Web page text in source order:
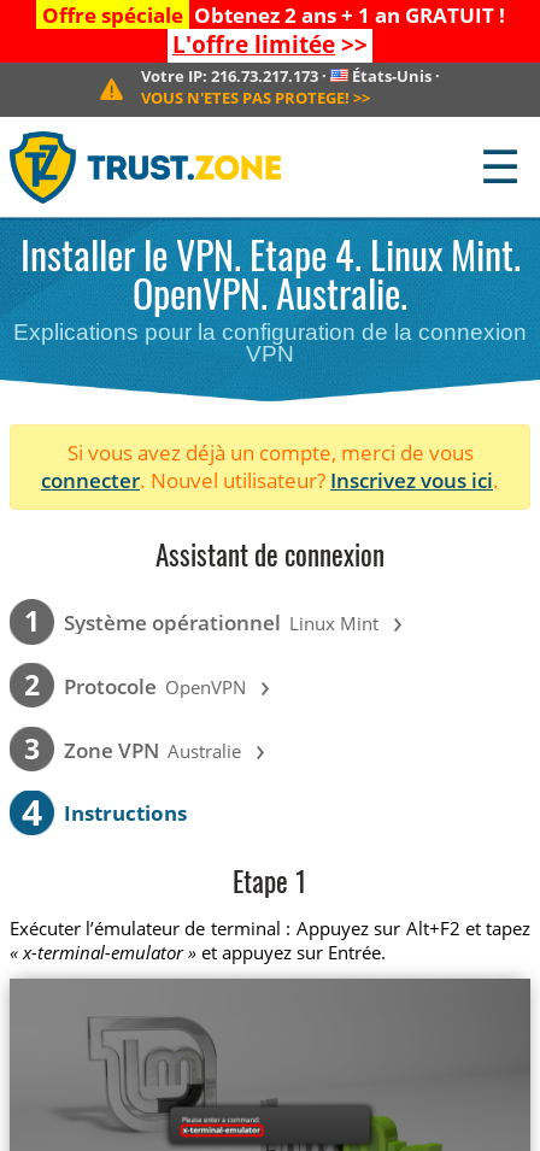
Offre spéciale Obtenez 2 ans + 1 an GRATUIT !
L'offre limitée>>
Votre IP: 216.73.217.173· États-Unis ·
VOUS N'ETES PAS PROTEGE! >>
☰
Installer le VPN. Etape 4. Linux Mint.
OpenVPN. Australie.
Explications pour la configuration de la connexion
VPN
Si vous avez déjà un compte, merci de vous
connecter. Nouvel utilisateur? Inscrivez vous ici.
Assistant de connexion
1 Système opérationnel Linux Mint ›
2 Protocole OpenVPN ›
3 Zone VPN Australie ›
4 Instructions
Etape 1
Exécuter l’émulateur de terminal : Appuyez sur Alt+F2 et tapez
« x-terminal-emulator »et appuyez sur Entrée.